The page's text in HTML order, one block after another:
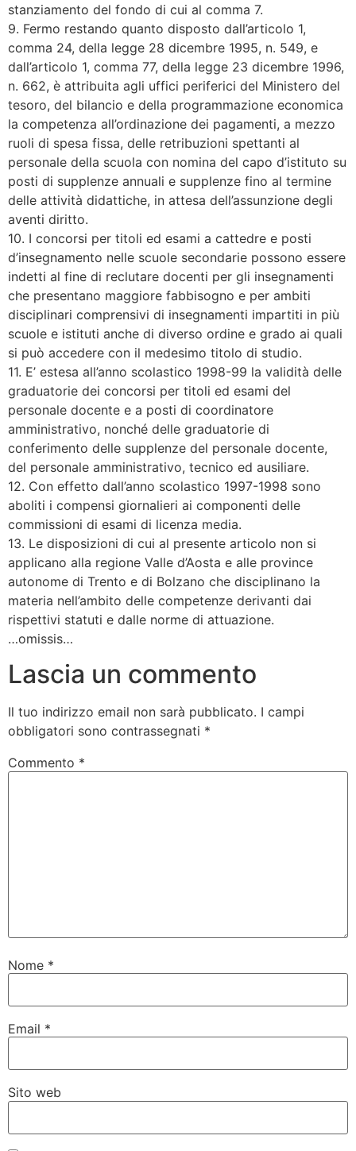
stanziamento del fondo di cui al comma 7.
9. Fermo restando quanto disposto dall’articolo 1,
comma 24, della legge 28 dicembre 1995, n. 549, e
dall’articolo 1, comma 77, della legge 23 dicembre 1996,
n. 662, è attribuita agli uffici periferici del Ministero del
tesoro, del bilancio e della programmazione economica
la competenza all’ordinazione dei pagamenti, a mezzo
ruoli di spesa fissa, delle retribuzioni spettanti al
personale della scuola con nomina del capo d’istituto su
posti di supplenze annuali e supplenze fino al termine
delle attività didattiche, in attesa dell’assunzione degli
aventi diritto.
10. I concorsi per titoli ed esami a cattedre e posti
d’insegnamento nelle scuole secondarie possono essere
indetti al fine di reclutare docenti per gli insegnamenti
che presentano maggiore fabbisogno e per ambiti
disciplinari comprensivi di insegnamenti impartiti in più
scuole e istituti anche di diverso ordine e grado ai quali
si può accedere con il medesimo titolo di studio.
11. E’ estesa all’anno scolastico 1998-99 la validità delle
graduatorie dei concorsi per titoli ed esami del
personale docente e a posti di coordinatore
amministrativo, nonché delle graduatorie di
conferimento delle supplenze del personale docente,
del personale amministrativo, tecnico ed ausiliare.
12. Con effetto dall’anno scolastico 1997-1998 sono
aboliti i compensi giornalieri ai componenti delle
commissioni di esami di licenza media.
13. Le disposizioni di cui al presente articolo non si
applicano alla regione Valle d’Aosta e alle province
autonome di Trento e di Bolzano che disciplinano la
materia nell’ambito delle competenze derivanti dai
rispettivi statuti e dalle norme di attuazione.
…omissis…
Lascia un commento
Il tuo indirizzo email non sarà pubblicato. I campi
obbligatori sono contrassegnati *
Commento *
Nome *
Email *
Sito web